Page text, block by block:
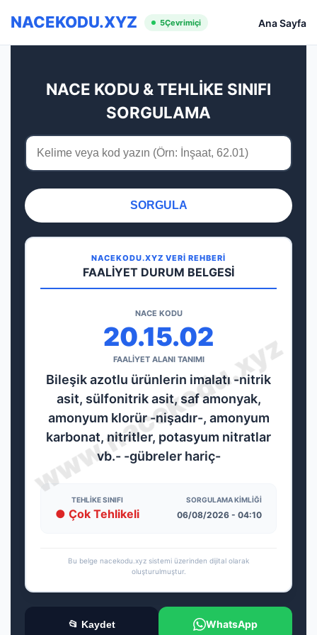
NACEKODU.XYZ 5Çevrimiçi Ana Sayfa
NACE KODU & TEHLİKE SINIFI
SORGULAMA
SORGULA
NACEKODU.XYZ VERİ REHBERİ
FAALİYET DURUM BELGESİ
NACE KODU
20.15.02
FAALİYET ALANI TANIMI
Bileşik azotlu ürünlerin imalatı -nitrik
asit, sülfonitrik asit, saf amonyak,
amonyum klorür -nişadır-, amonyum
karbonat, nitritler, potasyum nitratlar
vb.- -gübreler hariç-
TEHLIKE SINIFI
● Çok Tehlikeli
SORGULAMA KIMLIĞI
06/08/2026 - 04:10
Bu belge nacekodu.xyz sistemi üzerinden dijital olarak
oluşturulmuştur.
📂 Kaydet WhatsApp